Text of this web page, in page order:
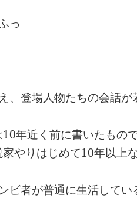
っ」
、登場人物たちの会話が
10年近く前に書いたもの
やりはじめて10年以上な
ビ者が普通に生活して